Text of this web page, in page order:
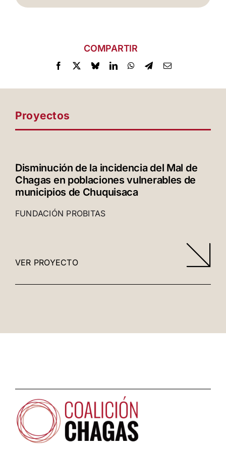
COMPARTIR
Proyectos
Disminución de la incidencia del Mal de
Chagas en poblaciones vulnerables de
municipios de Chuquisaca
FUNDACIÓN PROBITAS
VER PROYECTO